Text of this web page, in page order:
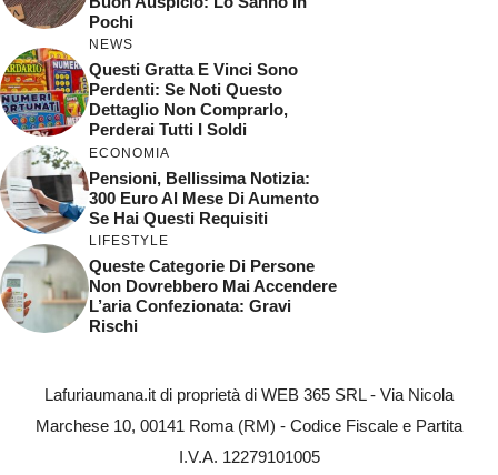
Pochi
NEWS
Questi Gratta E Vinci Sono
Perdenti: Se Noti Questo
Dettaglio Non Comprarlo,
Perderai Tutti I Soldi
ECONOMIA
Pensioni, Bellissima Notizia:
300 Euro Al Mese Di Aumento
Se Hai Questi Requisiti
LIFESTYLE
Queste Categorie Di Persone
Non Dovrebbero Mai Accendere
L’aria Confezionata: Gravi
Rischi
Lafuriaumana.it di proprietà di WEB 365 SRL - Via Nicola
Marchese 10, 00141 Roma (RM) - Codice Fiscale e Partita
I.V.A. 12279101005